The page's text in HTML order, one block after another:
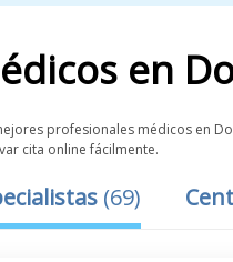
en
profesionales médicos en
cita online fácilmente.
(69)